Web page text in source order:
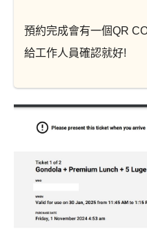
預約完成會有一個QR
給工作人員確認就好!